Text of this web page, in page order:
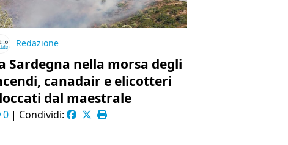
Redazione
Sardegna nella morsa degli
canadair e elicotteri
dal maestrale
0| Condividi: